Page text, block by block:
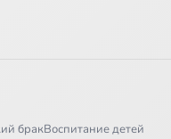
бракВоспитание детей